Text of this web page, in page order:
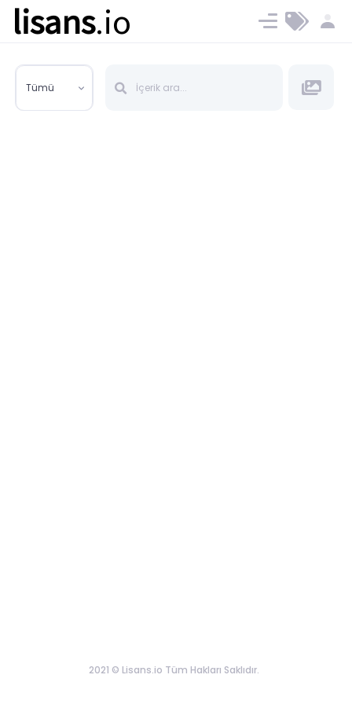
lisans.io Ücret ve Planlar
Tümü
2021 © Lisans.io Tüm Hakları Saklıdır.